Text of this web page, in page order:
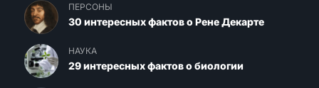
ПЕРСОНЫ
30 интересных фактов о Рене Декарте
НАУКА
29 интересных фактов о биологии